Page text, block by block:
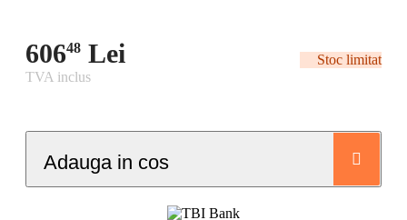
60648 Lei
Stoc limitat
TVA inclus
Adauga in cos